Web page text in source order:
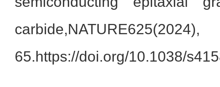
65.https://doi.org/10.1038/